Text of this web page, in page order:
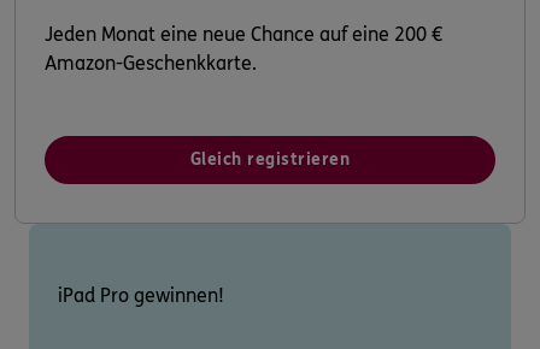
Jeden Monat eine neue Chance auf eine 200 €
Amazon-Geschenkkarte.
Gleich registrieren
iPad Pro gewinnen!